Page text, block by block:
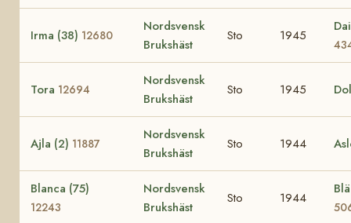
Irma (38) 12680
Nordsvensk
Brukshäst
Sto 1945
Tora 12694
Nordsvensk
Brukshäst
Sto 1945
Ajla (2) 11887
Nordsvensk
Brukshäst
Sto 1944
Blanca (75)
12243
Nordsvensk
Brukshäst
Sto 1944